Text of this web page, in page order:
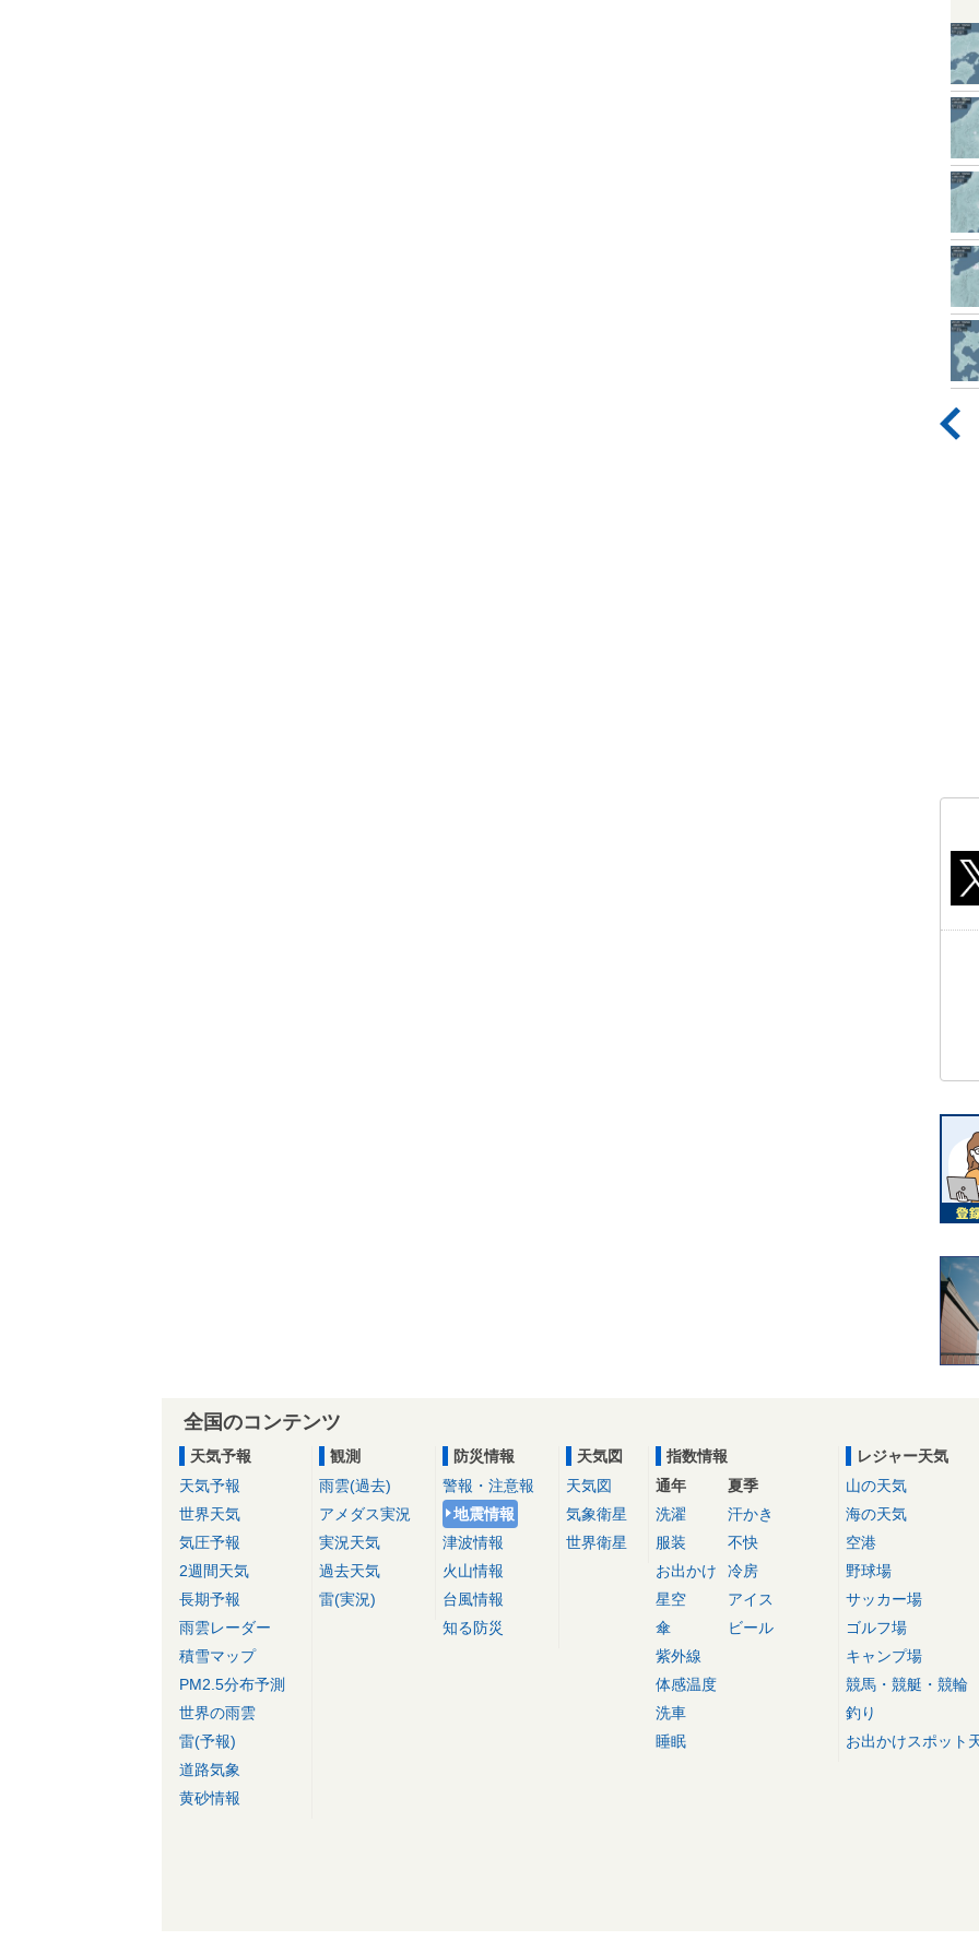
全国のコンテンツ
天気予報
天気予報
世界天気
気圧予報
2週間天気
長期予報
雨雲レーダー
積雪マップ
PM2.5分布予測
世界の雨雲
雷(予報)
道路気象
黄砂情報
観測
雨雲(過去)
アメダス実況
実況天気
過去天気
雷(実況)
防災情報
警報・注意報
地震情報
津波情報
火山情報
台風情報
知る防災
天気図
天気図
気象衛星
世界衛星
指数情報
通年
洗濯
服装
お出かけ
星空
傘
紫外線
体感温度
洗車
睡眠
夏季
汗かき
不快
冷房
アイス
ビール
レジャー天気
山の天気
海の天気
空港
野球場
サッカー場
ゴルフ場
キャンプ場
競馬・競艇・競輪
釣り
お出かけスポット